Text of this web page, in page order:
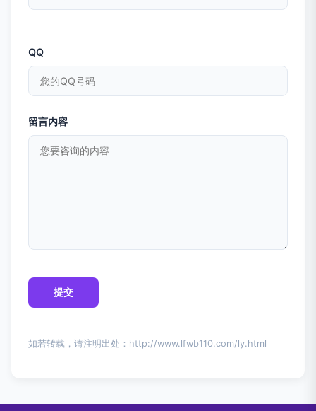
QQ
留言内容
如若转载，请注明出处：http://www.lfwb110.com/ly.html